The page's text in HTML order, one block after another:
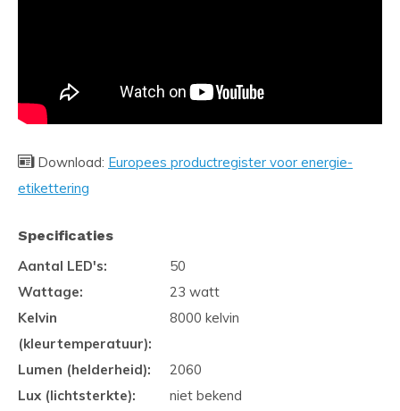
Download: Europees productregister voor energie-
etikettering
Specificaties
Aantal LED's:
50
Wattage:
23 watt
Kelvin
(kleurtemperatuur):
8000 kelvin
Lumen (helderheid):
2060
Lux (lichtsterkte):
niet bekend